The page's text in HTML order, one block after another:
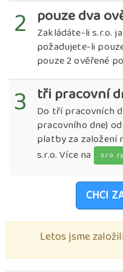
2 pouze dva
Zakládáte-li s.r.o.
požadujete-li
pouze 2 ověřené
3 tři pracovní
Do tří pracovních
pracovního dne)
platby za založení
s.r.o. Více na
s.r.o.
CHCI
Letos jsme